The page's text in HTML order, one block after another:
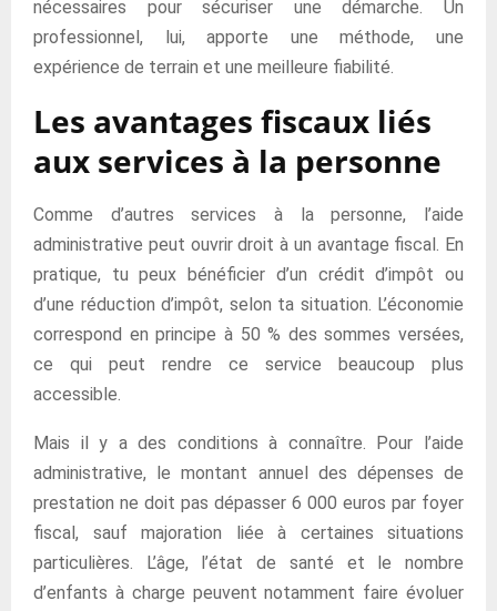
nécessaires pour sécuriser une démarche. Un
professionnel, lui, apporte une méthode, une
expérience de terrain et une meilleure fiabilité.
Les avantages fiscaux liés
aux services à la personne
Comme d’autres services à la personne, l’aide
administrative peut ouvrir droit à un avantage fiscal. En
pratique, tu peux bénéficier d’un crédit d’impôt ou
d’une réduction d’impôt, selon ta situation. L’économie
correspond en principe à 50 % des sommes versées,
ce qui peut rendre ce service beaucoup plus
accessible.
Mais il y a des conditions à connaître. Pour l’aide
administrative, le montant annuel des dépenses de
prestation ne doit pas dépasser 6 000 euros par foyer
fiscal, sauf majoration liée à certaines situations
particulières. L’âge, l’état de santé et le nombre
d’enfants à charge peuvent notamment faire évoluer